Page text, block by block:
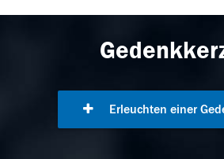
Erleuchten einer